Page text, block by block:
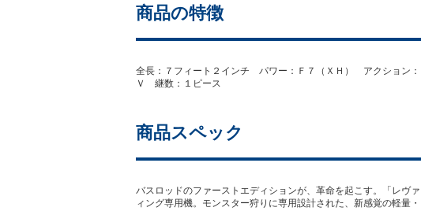
商品の特徴
全長：７フィート２インチ パワー：Ｆ７（ＸＨ） アクション
Ｖ 継数：１ピース
商品スペック
バスロッドのファーストエディションが、革命を起こす。「レヴ
ィング専用機。モンスター狩りに専用設計された、新感覚の軽量